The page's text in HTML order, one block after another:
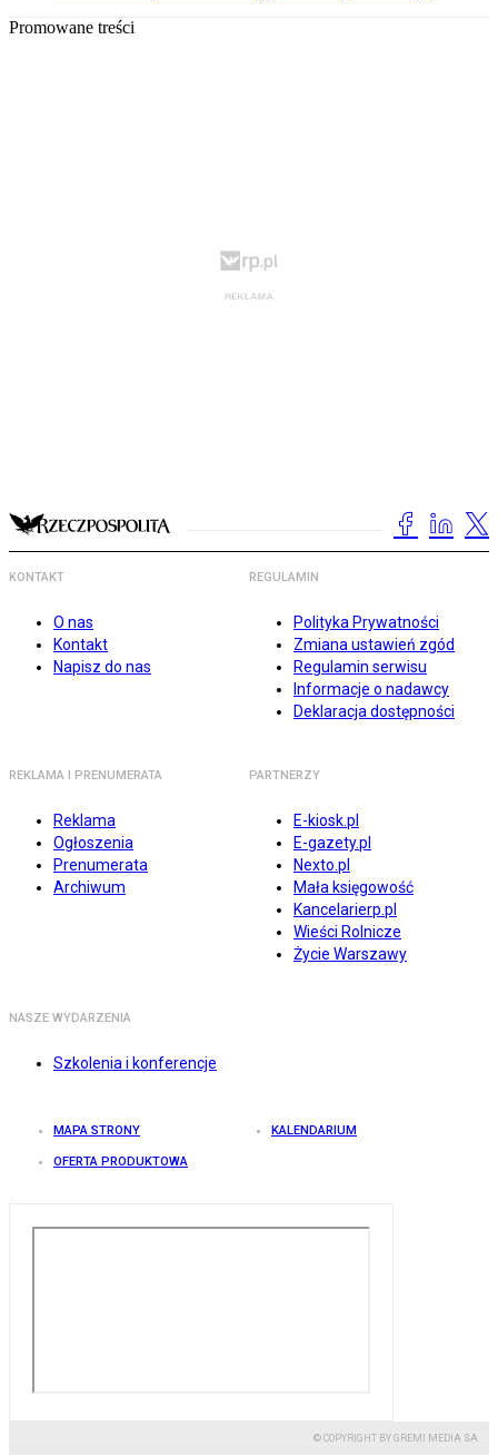
Promowane treści
KONTAKT
O nas
Kontakt
Napisz do nas
REGULAMIN
Polityka Prywatności
Zmiana ustawień zgód
Regulamin serwisu
Informacje o nadawcy
Deklaracja dostępności
REKLAMA I PRENUMERATA
Reklama
Ogłoszenia
Prenumerata
Archiwum
PARTNERZY
E-kiosk.pl
E-gazety.pl
Nexto.pl
Mała księgowość
Kancelarierp.pl
Wieści Rolnicze
Życie Warszawy
NASZE WYDARZENIA
Szkolenia i konferencje
MAPA STRONY KALENDARIUM
OFERTA PRODUKTOWA
© COPYRIGHT BY GREMI MEDIA SA